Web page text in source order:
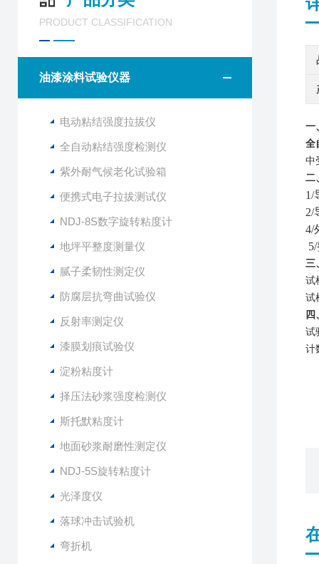
PRODUCT CLASSIFICATION
油漆涂料试验仪器
电动粘结强度拉拔仪
全自动粘结强度检测仪
紫外耐气候老化试验箱
便携式电子拉拔测试仪
NDJ-8S数字旋转粘度计
地坪平整度测量仪
腻子柔韧性测定仪
防腐层抗弯曲试验仪
反射率测定仪
漆膜划痕试验仪
淀粉粘度计
择压法砂浆强度检测仪
斯托默粘度计
地面砂浆耐磨性测定仪
NDJ-5S旋转粘度计
光泽度仪
落球冲击试验机
弯折机
一
全
中
二
1/
2/
4/
三
试
试
四
试
计